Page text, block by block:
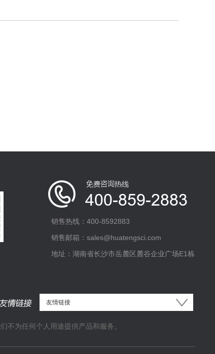
销售热线：400-8592883
销售邮箱：sales@huatengsci.com
地址：湖南省长沙市岳麓区麓谷企业广场E1栋
不为任何个人用途提供产品和服务。